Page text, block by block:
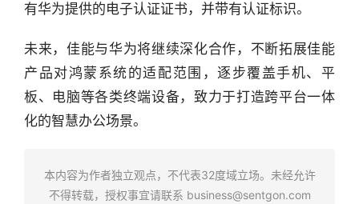
之
商
机
链
合
有华为提供的电子认证证书，并带有认证标识。
未来，佳能与华为将继续深化合作，不断拓展佳能
产品对鸿蒙系统的适配范围，逐步覆盖手机、平
板、电脑等各类终端设备，致力于打造跨平台一体
化的智慧办公场景。
本内容为作者独立观点，不代表32度域立场。未经允许
不得转载，授权事宜请联系 business@sentgon.com